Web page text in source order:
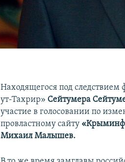
Находящегося под следствием
ут-Тахрир» Сейтумера
участие в голосовании по
провластному сайту
Михаил Малышев.